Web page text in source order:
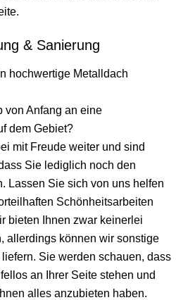
& Sanierung
hochwertige Metalldach
von Anfang an eine
dem Gebiet?
mit Freude weiter und sind
Sie lediglich noch den
Lassen Sie sich von uns helfen
Schönheitsarbeiten
bieten Ihnen zwar keinerlei
allerdings können wir sonstige
Sie werden schauen, dass
an Ihrer Seite stehen und
alles anzubieten haben.